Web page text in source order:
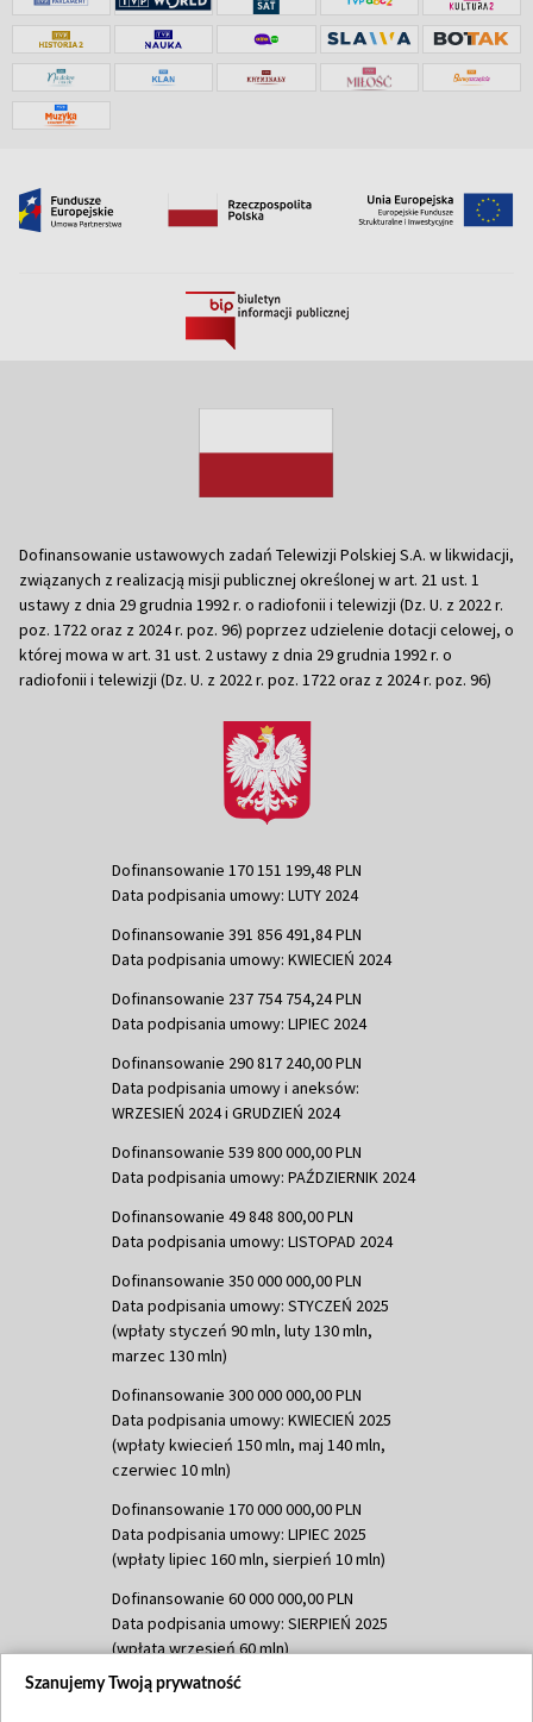
Dofinansowanie ustawowych zadań Telewizji Polskiej S.A. w likwidacji,
związanych z realizacją misji publicznej określonej w art. 21 ust. 1
ustawy z dnia 29 grudnia 1992 r. o radiofonii i telewizji (Dz. U. z 2022 r.
poz. 1722 oraz z 2024 r. poz. 96) poprzez udzielenie dotacji celowej, o
której mowa w art. 31 ust. 2 ustawy z dnia 29 grudnia 1992 r. o
radiofonii i telewizji (Dz. U. z 2022 r. poz. 1722 oraz z 2024 r. poz. 96)
Dofinansowanie 170 151 199,48 PLN
Data podpisania umowy: LUTY 2024
Dofinansowanie 391 856 491,84 PLN
Data podpisania umowy: KWIECIEŃ 2024
Dofinansowanie 237 754 754,24 PLN
Data podpisania umowy: LIPIEC 2024
Dofinansowanie 290 817 240,00 PLN
Data podpisania umowy i aneksów:
WRZESIEŃ 2024 i GRUDZIEŃ 2024
Dofinansowanie 539 800 000,00 PLN
Data podpisania umowy: PAŹDZIERNIK 2024
Dofinansowanie 49 848 800,00 PLN
Data podpisania umowy: LISTOPAD 2024
Dofinansowanie 350 000 000,00 PLN
Data podpisania umowy: STYCZEŃ 2025
(wpłaty styczeń 90 mln, luty 130 mln,
marzec 130 mln)
Dofinansowanie 300 000 000,00 PLN
Data podpisania umowy: KWIECIEŃ 2025
(wpłaty kwiecień 150 mln, maj 140 mln,
czerwiec 10 mln)
Dofinansowanie 170 000 000,00 PLN
Data podpisania umowy: LIPIEC 2025
(wpłaty lipiec 160 mln, sierpień 10 mln)
Dofinansowanie 60 000 000,00 PLN
Data podpisania umowy: SIERPIEŃ 2025
(wpłata wrzesień 60 mln)
Dofinansowanie 635 783 051,21 PLN
Szanujemy Twoją prywatność